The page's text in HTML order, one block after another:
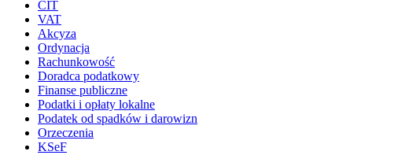
CIT
VAT
Akcyza
Ordynacja
Rachunkowość
Doradca podatkowy
Finanse publiczne
Podatki i opłaty lokalne
Podatek od spadków i darowizn
Orzeczenia
KSeF